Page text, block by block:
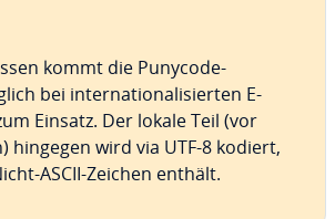
kommt die Punycode-
bei in­ter­na­tio­na­li­sier­ten E-
Einsatz. Der lokale Teil (vor
hingegen wird via UTF-8 kodiert,
ASCII-Zeichen enthält.